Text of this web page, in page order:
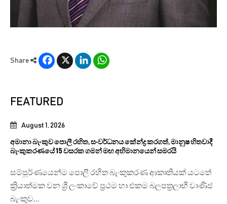
Share
Facebook
X LinkedIn
FEATURED
August 1, 2026
අමානා බැංකුව පොලී රහිත, සංවර්ධනය කේන්ද්‍ර කරගත්, මානුෂ හිතවාදී
බැංකුකරණයේ 15 වසරක ගමන් මඟ අභිමානයෙන් සමරයි
සම්පූර්ණයෙන්ම පොලී රහිත බැංකුකරණ ආකෘතියක් යටතේ
ක්‍රියාත්මක වන ශ්‍රී ලංකාවේ ප්‍රථම හා එකම බලපත්‍රලාභී වාණිජ
බැංකුව...